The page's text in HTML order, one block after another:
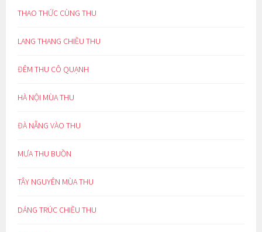
THAO THỨC CÙNG THU
LANG THANG CHIỀU THU
ĐÊM THU CÔ QUẠNH
HÀ NỘI MÙA THU
ĐÀ NẴNG VÀO THU
MƯA THU BUỒN
TÂY NGUYÊN MÙA THU
DÁNG TRÚC CHIỀU THU